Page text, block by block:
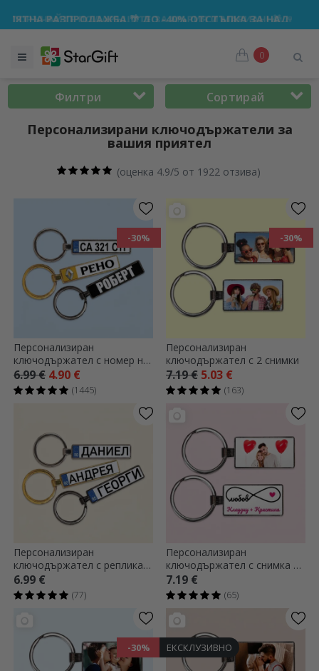
🌴 ДО -40% ОТСТЪПКА ЗА НАД 100
0
Филтри Сортирай
Персонализирани ключодържатели за
вашия приятел
(оценка 4.9/5 от 1922 отзива)
-30%
Персонализиран
ключодържател с номер на
кола
6.99 € 4.90 €
(1445)
-30%
Персонализиран
ключодържател с 2 снимки
7.19 € 5.03 €
(163)
Персонализиран
ключодържател с реплика
на автомобилен номер с
вашето име
6.99 €
(77)
Персонализиран
ключодържател с снимка и
текст - модел „Безкрайна
любов“
7.19 €
(65)
-30% ЕКСКЛУЗИВНО